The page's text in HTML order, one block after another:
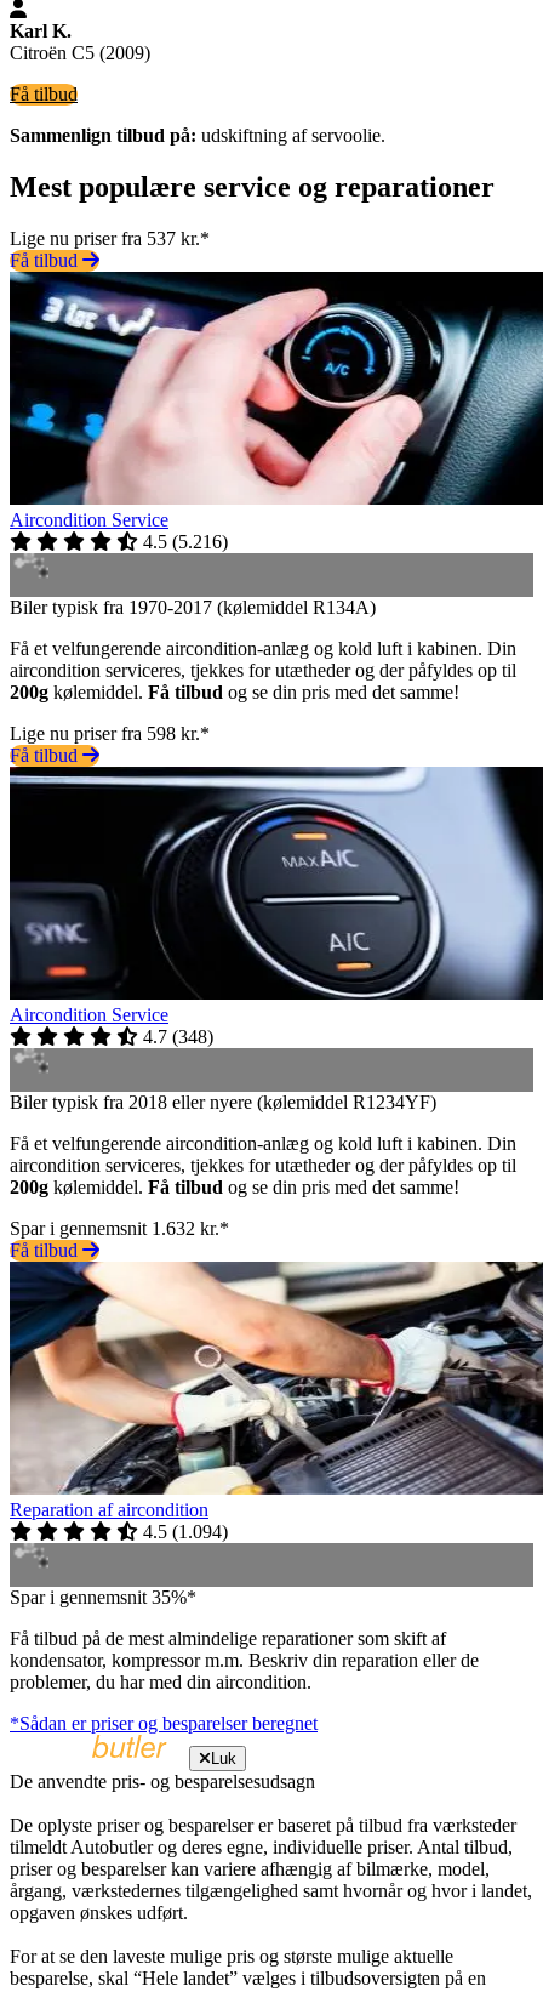
Karl K.
Citroën C5 (2009)
Få tilbud
Sammenlign tilbud på: udskiftning af servoolie.
Mest populære service og reparationer
Lige nu priser fra 537 kr.*
Få tilbud
Aircondition Service
4.5 (5.216)
Biler typisk fra 1970-2017 (kølemiddel R134A)
Få et velfungerende aircondition-anlæg og kold luft i kabinen. Din
aircondition serviceres, tjekkes for utætheder og der påfyldes op til
200g kølemiddel. Få tilbud og se din pris med det samme!
Lige nu priser fra 598 kr.*
Få tilbud
Aircondition Service
4.7 (348)
Biler typisk fra 2018 eller nyere (kølemiddel R1234YF)
Få et velfungerende aircondition-anlæg og kold luft i kabinen. Din
aircondition serviceres, tjekkes for utætheder og der påfyldes op til
200g kølemiddel. Få tilbud og se din pris med det samme!
Spar i gennemsnit 1.632 kr.*
Få tilbud
Reparation af aircondition
4.5 (1.094)
Spar i gennemsnit 35%*
Få tilbud på de mest almindelige reparationer som skift af
kondensator, kompressor m.m. Beskriv din reparation eller de
problemer, du har med din aircondition.
*Sådan er priser og besparelser beregnet
Luk
De anvendte pris- og besparelsesudsagn
De oplyste priser og besparelser er baseret på tilbud fra værksteder
tilmeldt Autobutler og deres egne, individuelle priser. Antal tilbud,
priser og besparelser kan variere afhængig af bilmærke, model,
årgang, værkstedernes tilgængelighed samt hvornår og hvor i landet,
opgaven ønskes udført.
For at se den laveste mulige pris og største mulige aktuelle
besparelse, skal “Hele landet” vælges i tilbudsoversigten på en